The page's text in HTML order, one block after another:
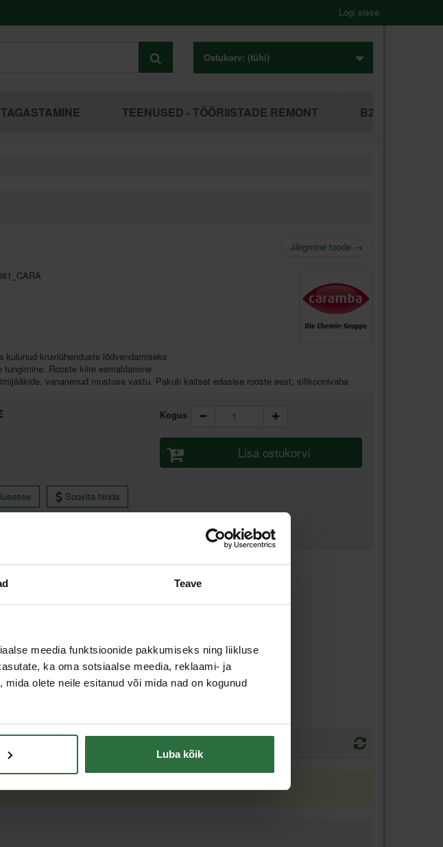
Teave
meedia funktsioonide pakkumiseks ning liikluse
ka oma sotsiaalse meedia, reklaami- ja
olete neile esitanud või mida nad on kogunud
Luba kõik
Logi sisse
Ostukorv: (tühi)
TEENUSED - TÖÖRIISTADE REMONT B2B
Järgmine toode →
kulunud kruviühenduste lõdvendamiseks
tungimine. Rooste kiire eemaldamine
vananenud mustuse vastu. Pakub kaitset edasise rooste eest, silikoonivaba
Kogus
Lisa ostukorvi
Soovita hinda
19, Tallinn
tarne, 2-4 tööpäeva)
tarne, 3-6 tööpäeva)